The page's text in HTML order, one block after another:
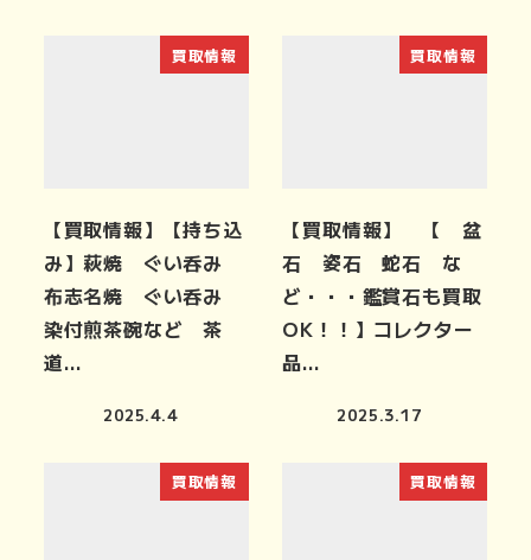
買取情報
【買取情報】【持ち込
み】萩焼 ぐい呑み
布志名焼 ぐい呑み
染付煎茶碗など 茶
道…
2025.4.4
買取情報
【買取情報】 【 盆
石 姿石 蛇石 な
ど・・・鑑賞石も買取
OK！！】コレクター
品…
2025.3.17
買取情報 買取情報